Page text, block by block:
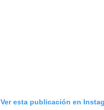
Ver esta publicación en